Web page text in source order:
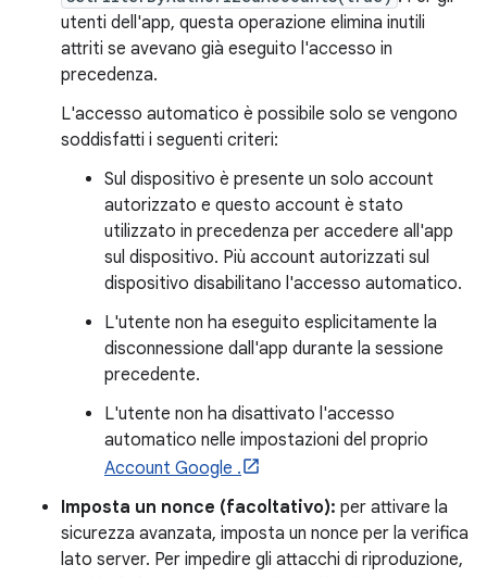
utenti dell'app, questa operazione elimina inutili
attriti se avevano già eseguito l'accesso in
precedenza.
L'accesso automatico è possibile solo se vengono
soddisfatti i seguenti criteri:
Sul dispositivo è presente un solo account
autorizzato e questo account è stato
utilizzato in precedenza per accedere all'app
sul dispositivo. Più account autorizzati sul
dispositivo disabilitano l'accesso automatico.
L'utente non ha eseguito esplicitamente la
disconnessione dall'app durante la sessione
precedente.
L'utente non ha disattivato l'accesso
automatico nelle impostazioni del proprio
Account Google .
Imposta un nonce (facoltativo): per attivare la
sicurezza avanzata, imposta un nonce per la verifica
lato server. Per impedire gli attacchi di riproduzione,